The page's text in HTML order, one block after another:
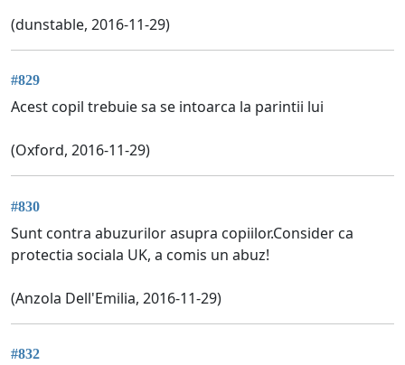
(dunstable, 2016-11-29)
#829
Acest copil trebuie sa se intoarca la parintii lui
(Oxford, 2016-11-29)
#830
Sunt contra abuzurilor asupra copiilor.Consider ca
protectia sociala UK, a comis un abuz!
(Anzola Dell'Emilia, 2016-11-29)
#832